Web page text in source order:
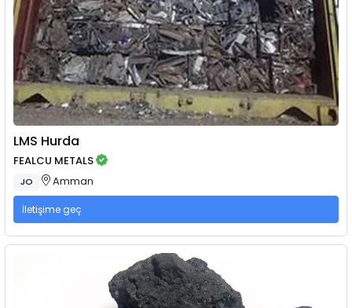
LMS Hurda
FEALCU METALS
JO Amman
İletişime geç